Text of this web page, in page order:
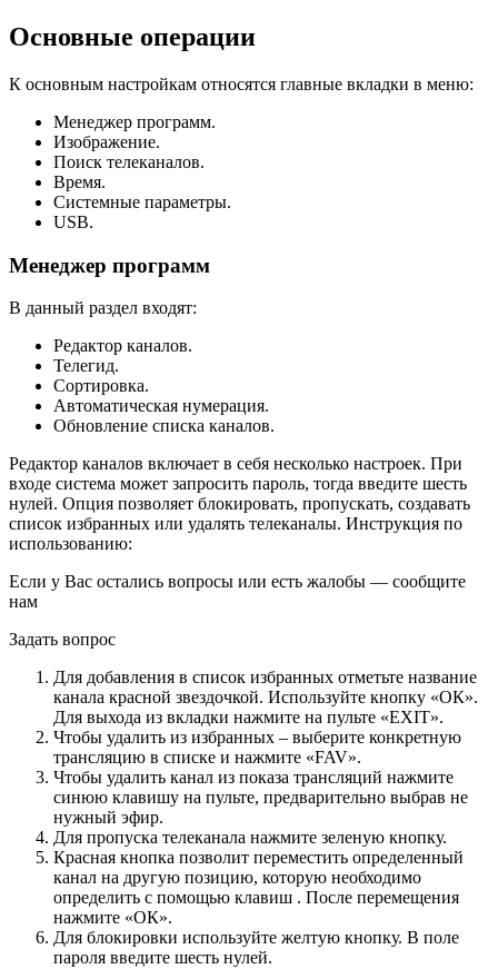
Основные операции
К основным настройкам относятся главные вкладки в меню:
Менеджер программ.
Изображение.
Поиск телеканалов.
Время.
Системные параметры.
USB.
Менеджер программ
В данный раздел входят:
Редактор каналов.
Телегид.
Сортировка.
Автоматическая нумерация.
Обновление списка каналов.
Редактор каналов включает в себя несколько настроек. При
входе система может запросить пароль, тогда введите шесть
нулей. Опция позволяет блокировать, пропускать, создавать
список избранных или удалять телеканалы. Инструкция по
использованию:
Если у Вас остались вопросы или есть жалобы — сообщите
нам
Задать вопрос
Для добавления в список избранных отметьте название
канала красной звездочкой. Используйте кнопку «ОК».
Для выхода из вкладки нажмите на пульте «EXIT».
Чтобы удалить из избранных – выберите конкретную
трансляцию в списке и нажмите «FAV».
Чтобы удалить канал из показа трансляций нажмите
синюю клавишу на пульте, предварительно выбрав не
нужный эфир.
Для пропуска телеканала нажмите зеленую кнопку.
Красная кнопка позволит переместить определенный
канал на другую позицию, которую необходимо
определить с помощью клавиш . После перемещения
нажмите «ОК».
Для блокировки используйте желтую кнопку. В поле
пароля введите шесть нулей.